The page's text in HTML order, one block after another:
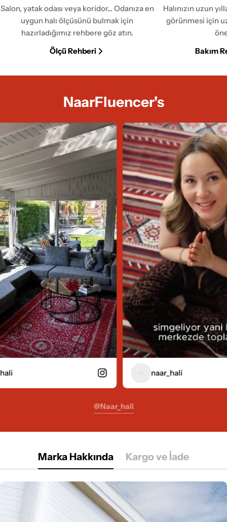
Salon, yatak odası veya koridor... Odanıza en
uygun halı ölçüsünü bulmak için
hazırladığımız rehbere göz atın.
Ölçü Rehberi
Halınızın uzun
görünmesi için
Bakım
NaarFluencer's
naar_hali
@naar_hali
Marka Hakkında Kargo ve İade